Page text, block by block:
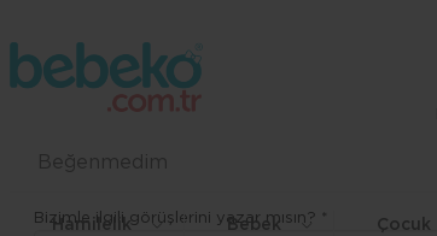
Hamilelik Bebek Çocuk
Beğenmedim
Bizimle ilgili görüşlerini yazar mısın? *